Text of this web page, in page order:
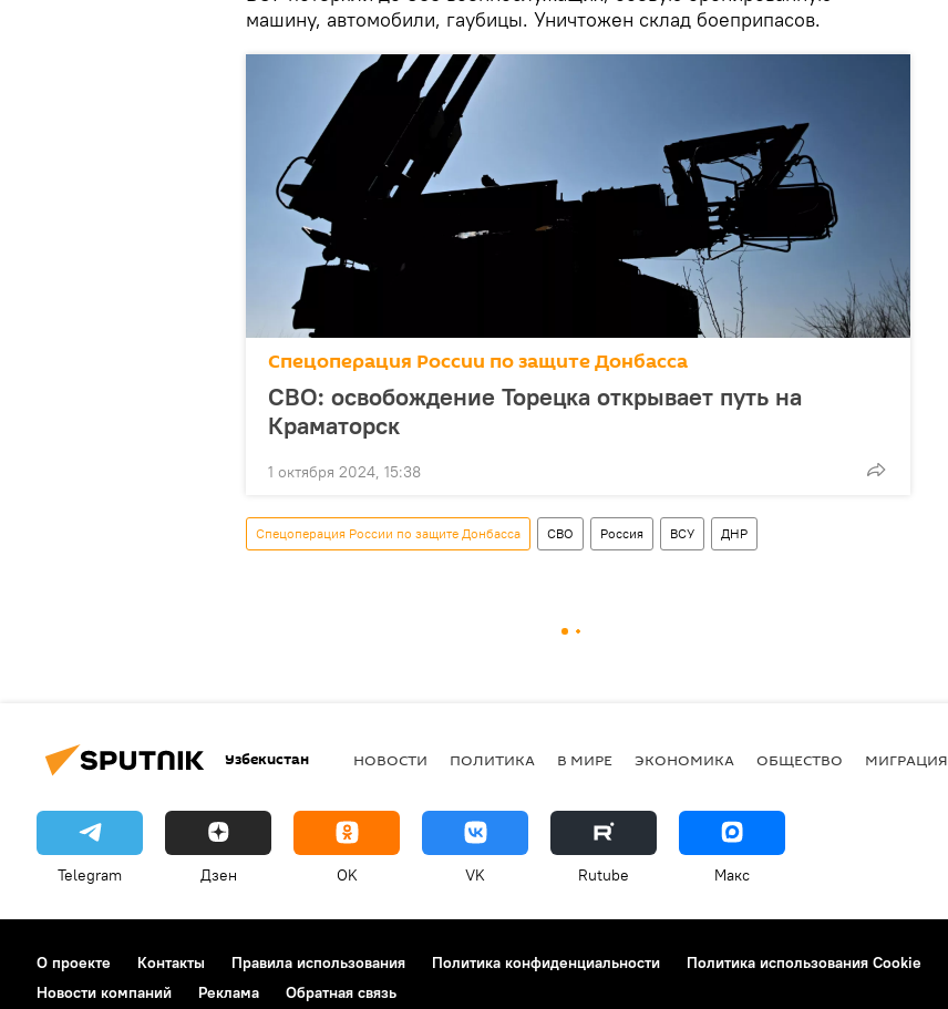
машину, автомобили, гаубицы. Уничтожен склад боеприпасов.
Спецоперация России по защите Донбасса
СВО: освобождение Торецка открывает путь на
Краматорск
1 октября 2024, 15:38
Спецоперация России по защите Донбасса СВО Россия ВСУ ДНР
Узбекистан НОВОСТИ ПОЛИТИКА В МИРЕ ЭКОНОМИКА ОБЩЕСТВО МИГРАЦИЯ
Telegram Дзен OK VK Rutube Макс
О проекте Контакты Правила использования Политика конфиденциальности Политика использования Cookie
Новости компаний
Реклама Обратная связь